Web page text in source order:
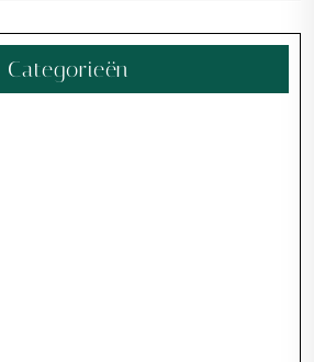
Categorieën